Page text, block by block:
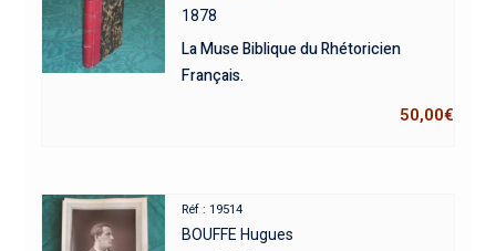
1878
La Muse Biblique du Rhétoricien
Français.
50,00€
Réf : 19514
BOUFFE Hugues